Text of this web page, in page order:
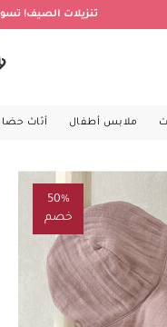
تنزيلات الصيف!
ملابس أطفال أثاث
50%
خصم